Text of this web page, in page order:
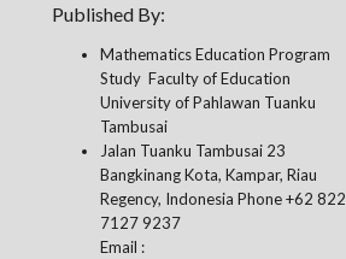
Published By:
Mathematics Education Program
Study Faculty of Education
University of Pahlawan Tuanku
Tambusai
Jalan Tuanku Tambusai 23
Bangkinang Kota, Kampar, Riau
Regency, Indonesia Phone +62 822
7127 9237
Email :